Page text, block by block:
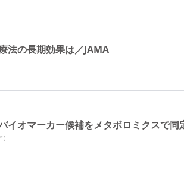
法の長期効果は／JAMA
イオマーカー候補をメタボロミクスで同